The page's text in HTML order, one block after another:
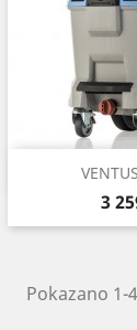
3

Pokazano 1-